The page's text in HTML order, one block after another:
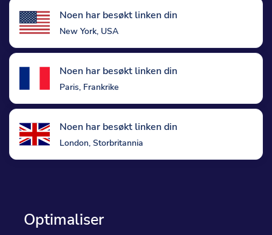
Noen har besøkt linken din
New York, USA
Noen har besøkt linken din
Paris, Frankrike
Noen har besøkt linken din
London, Storbritannia
Optimaliser